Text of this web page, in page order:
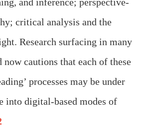
critical analysis and the
Research surfacing in many
cautions that each of these
processes may be under
into digital-based modes of